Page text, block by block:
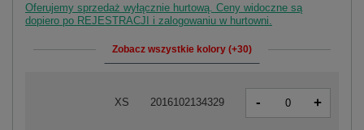
Oferujemy sprzedaż wyłącznie hurtową. Ceny widoczne są
dopiero po REJESTRACJI i zalogowaniu w hurtowni.
Zobacz wszystkie kolory (+30)
XS 2016102134329 - +